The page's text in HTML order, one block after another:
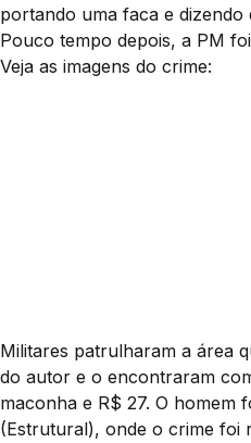
portando uma faca e
Pouco tempo depois, a PM
Veja as imagens do crime:
Militares patrulharam a área
do autor e o encontraram
maconha e R$ 27. O homem
(Estrutural), onde o crime foi